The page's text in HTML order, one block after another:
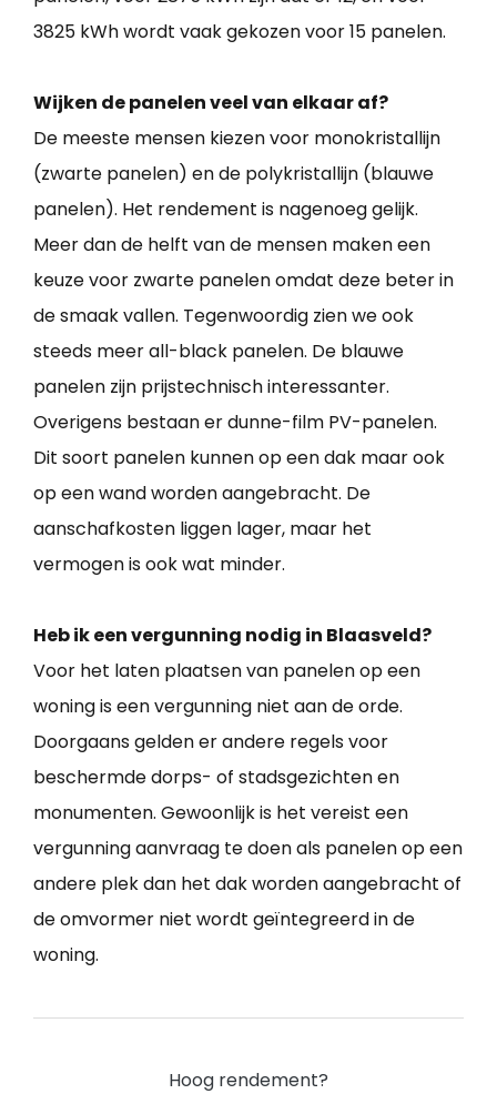
3825 kWh wordt vaak gekozen voor 15 panelen.
Wijken de panelen veel van elkaar af?
De meeste mensen kiezen voor monokristallijn
(zwarte panelen) en de polykristallijn (blauwe
panelen). Het rendement is nagenoeg gelijk.
Meer dan de helft van de mensen maken een
keuze voor zwarte panelen omdat deze beter in
de smaak vallen. Tegenwoordig zien we ook
steeds meer all-black panelen. De blauwe
panelen zijn prijstechnisch interessanter.
Overigens bestaan er dunne-film PV-panelen.
Dit soort panelen kunnen op een dak maar ook
op een wand worden aangebracht. De
aanschafkosten liggen lager, maar het
vermogen is ook wat minder.
Heb ik een vergunning nodig in Blaasveld?
Voor het laten plaatsen van panelen op een
woning is een vergunning niet aan de orde.
Doorgaans gelden er andere regels voor
beschermde dorps- of stadsgezichten en
monumenten. Gewoonlijk is het vereist een
vergunning aanvraag te doen als panelen op een
andere plek dan het dak worden aangebracht of
de omvormer niet wordt geïntegreerd in de
woning.
Hoog rendement?